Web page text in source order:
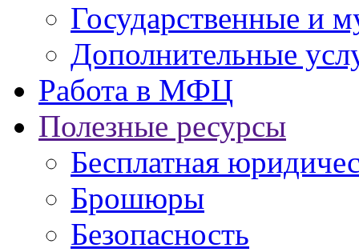
Государственные и
Дополнительные
Работа в МФЦ
Полезные ресурсы
Бесплатная
Брошюры
Безопасность